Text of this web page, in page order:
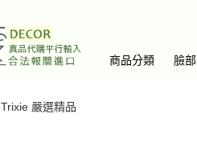
商品分類 臉
Trixie 嚴選精品